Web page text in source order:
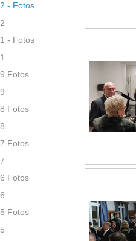
- Fotos
- Fotos
Fotos
Fotos
Fotos
Fotos
Fotos